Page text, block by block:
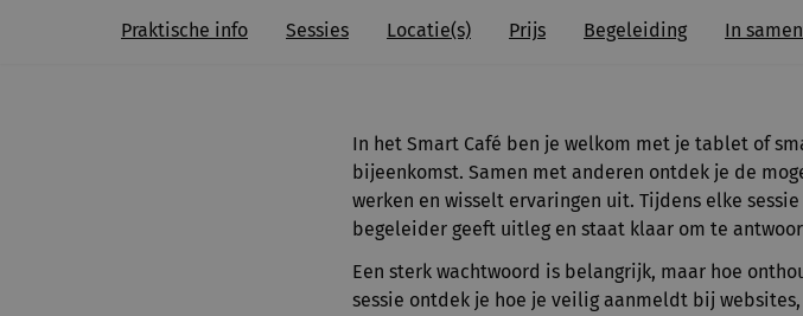
Praktische info Sessies Locatie(s) Prijs Begeleiding In
In het Smart Café ben je welkom met je tablet of
bijeenkomst. Samen met anderen ontdek je de
werken en wisselt ervaringen uit. Tijdens elke
begeleider geeft uitleg en staat klaar om te
Een sterk wachtwoord is belangrijk, maar hoe
sessie ontdek je hoe je veilig aanmeldt bij